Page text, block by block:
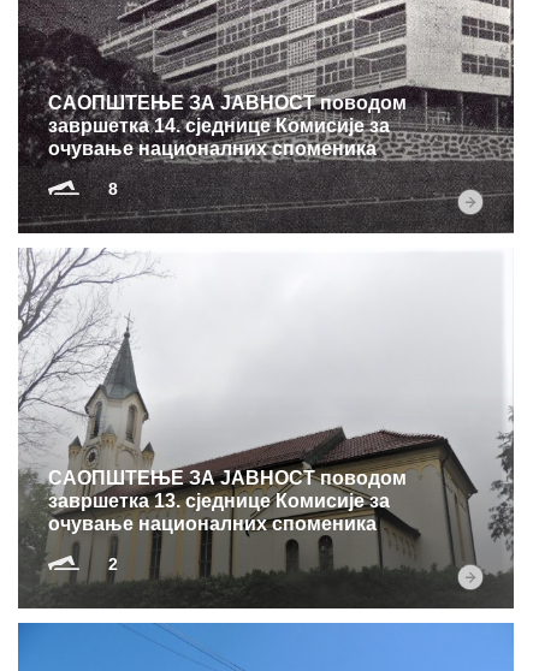
САОПШТЕЊЕ ЗА ЈАВНОСТ поводом
завршетка 14. сједнице Комисије за
очување националних споменика
8
САОПШТЕЊЕ ЗА ЈАВНОСТ поводом
завршетка 13. сједнице Комисије за
очување националних споменика
2